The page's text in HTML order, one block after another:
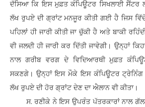
ਦੱਸਿਆ ਕਿ ਇਸ ਮੁਫ਼ਤ ਕੰਪਿਊਟਰ ਸਿਖਲਾਈ ਸੈਂਟਰ
ਲੱਖ ਰੁਪਏ ਦੀ ਗ੍ਰਾਂਟ ਮਨਜੂਰ ਕੀਤੀ ਗਈ ਹੈ ਜਿਸ
ਪਹਿਲਾਂ ਹੀ ਜਾਰੀ ਕੀਤੀ ਜਾ ਚੁੱਕੀ ਹੈ ਅਤੇ ਬਾਕੀ
ਵੀ ਜਲਦੀ ਹੀ ਜਾਰੀ ਕਰ ਦਿੱਤੀ ਜਾਵੇਗੀ। ਉਨ੍ਹਾਂ
ਨਾਲ ਗਰੀਬ ਵਰਗ ਦੇ ਵਿਦਿਆਰਥੀ ਮੁਫ਼ਤ
ਸਕਣਗੇ। ਉਨ੍ਹਾਂ ਇਸ ਮੌਕੇ ਇਸ ਕੰਪਿਊਟਰ ਟ੍ਰੇਨਿੰਗ
ਲੱਖ ਰੁਪਏ ਦੀ ਹੋਰ ਗ੍ਰਾਂਟ ਦੇਣ ਦਾ ਐਲਾਨ ਵੀ ਕੀਤਾ।
ਸ. ਰਣੀਕੇ ਨੇ ਇਸ ਉਪਰੰਤ ਪੱਤਰਕਾਰਾਂ ਨਾਲ